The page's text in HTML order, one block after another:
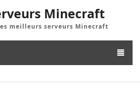
Minecraft
meilleurs serveurs Minecraft